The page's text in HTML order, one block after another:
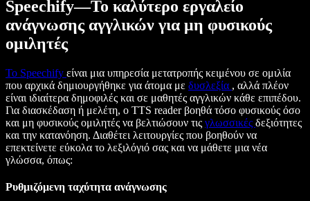
Speechify—Το καλύτερο εργαλείο
ανάγνωσης αγγλικών για μη φυσικούς
ομιλητές
Το Speechify είναι μια υπηρεσία μετατροπής κειμένου σε ομιλία
που αρχικά δημιουργήθηκε για άτομα με δυσλεξία , αλλά πλέον
είναι ιδιαίτερα δημοφιλές και σε μαθητές αγγλικών κάθε επιπέδου.
Για διασκέδαση ή μελέτη, ο TTS reader βοηθά τόσο φυσικούς όσο
και μη φυσικούς ομιλητές να βελτιώσουν τις γλωσσικές δεξιότητες
και την κατανόηση. Διαθέτει λειτουργίες που βοηθούν να
επεκτείνετε εύκολα το λεξιλόγιό σας και να μάθετε μια νέα
γλώσσα, όπως:
Ρυθμιζόμενη ταχύτητα ανάγνωσης